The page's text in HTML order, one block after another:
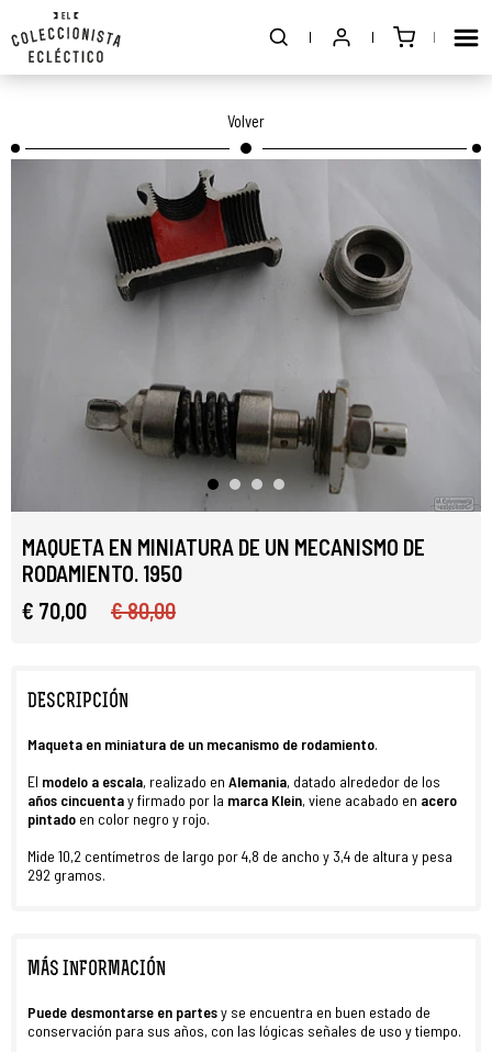
Volver
MAQUETA EN MINIATURA DE UN MECANISMO DE
RODAMIENTO. 1950
€ 70,00
€ 80,00
DESCRIPCIÓN
Maqueta en miniatura de un mecanismo de rodamiento.
El modelo a escala, realizado en Alemania, datado alrededor de los
años cincuentay firmado por la marca Klein, viene acabado en acero
pintado en color negro y rojo.
Mide 10,2 centímetros de largo por 4,8 de ancho y 3,4 de altura y pesa
292 gramos.
MÁS INFORMACIÓN
Puede desmontarse en partesy se encuentra en buen estado de
conservación para sus años, con las lógicas señales de uso y tiempo.